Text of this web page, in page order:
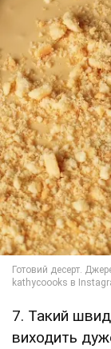
7. Такий
виходить